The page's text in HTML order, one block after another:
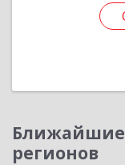
Ближайшие
регионов